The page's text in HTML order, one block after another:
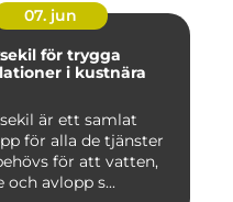
07. jun
för trygga
i kustnära
är ett samlat
för alla de tjänster
för att vatten,
och avlopp s...